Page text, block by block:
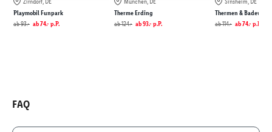
Playmobil Funpark
ab93.- ab74.- p.P.
Therme Erding
ab124.- ab93.- p.P.
Thermen & Badewelt
ab114.- ab74.- p.P.
FAQ